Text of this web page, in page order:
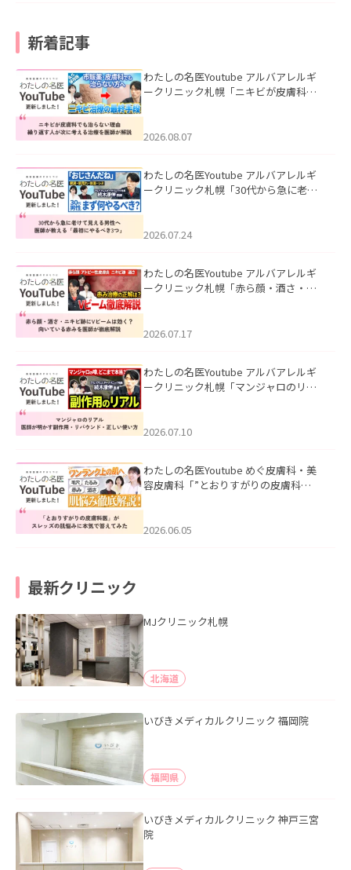
新着記事
わたしの名医Youtube アルバアレルギ
ークリニック札幌「ニキビが皮膚科で
ました。
2026.08.07
わたしの名医Youtube アルバアレルギ
ークリニック札幌「30代から急に老け
た。
2026.07.24
わたしの名医Youtube アルバアレルギ
ークリニック札幌「赤ら顔・酒さ・ニ
した。
2026.07.17
わたしの名医Youtube アルバアレルギ
ークリニック札幌「マンジャロのリア
た。
2026.07.10
わたしの名医Youtube めぐ皮膚科・美
容皮膚科「”とおりすがりの皮膚科
2026.06.05
最新クリニック
MJクリニック札幌
北海道
いびきメディカルクリニック 福岡院
福岡県
いびきメディカルクリニック 神戸三宮
院